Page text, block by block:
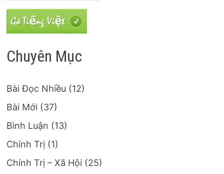
Chuyên Mục
Bài Đọc Nhiều (12)
Bài Mới (37)
Bình Luận (13)
Chính Trị (1)
Chính Trị – Xã Hội (25)